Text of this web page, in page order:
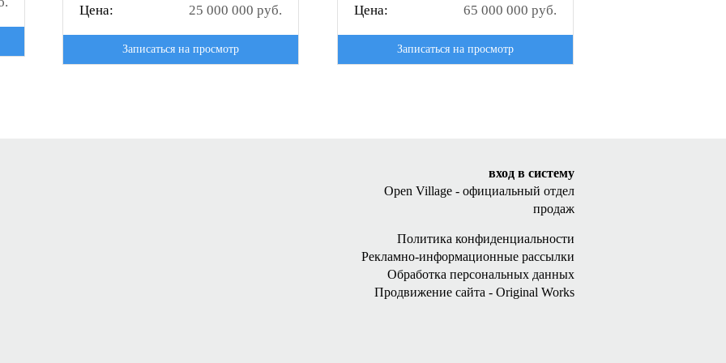
Цена:
25 000 000 руб.
Записаться на просмотр
Цена:
65 000 000 руб.
Записаться на просмотр
вход в систему
Open Village - официальный отдел
продаж
Политика конфиденциальности
Рекламно-информационные рассылки
Обработка персональных данных
Продвижение сайта - Original Works